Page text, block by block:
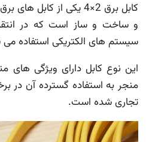
کابل برق 2×4 یکی از
و ساخت و ساز است که در
سیستم های الکتریکی استفاده
این نوع کابل دارای ویژگی
منجر به استفاده گسترده آن در
تجاری شده است.